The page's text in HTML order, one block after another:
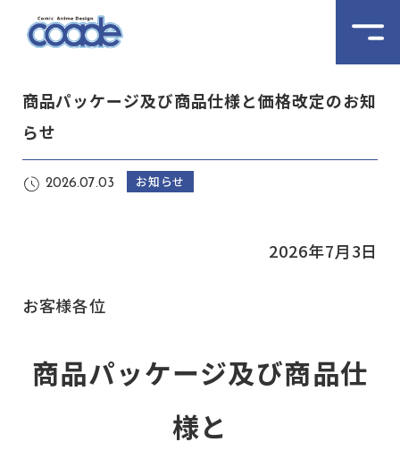
商品パッケージ及び商品仕様と価格改定のお知
らせ
2026.07.03 お知らせ
2026年7月3日
お客様各位
商品パッケージ及び商品仕
様と